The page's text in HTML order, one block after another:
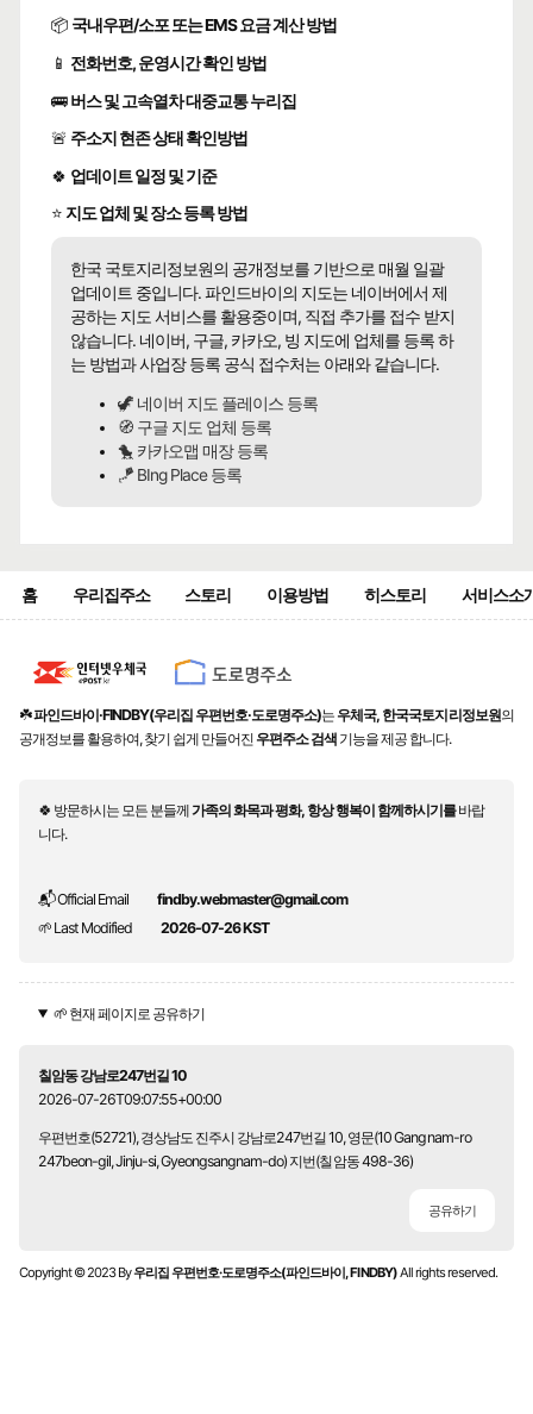
📦 국내우편/소포 또는 EMS 요금 계산 방법
📱 전화번호, 운영시간 확인 방법
🚌버스 및 고속열차 대중교통 누리집
🚨 주소지 현존 상태 확인방법
🍀 업데이트 일정 및 기준
⭐ 지도 업체 및 장소 등록 방법
한국 국토지리정보원의 공개정보를 기반으로 매월 일괄
업데이트 중입니다. 파인드바이의 지도는 네이버에서 제
공하는 지도 서비스를 활용중이며, 직접 추가를 접수 받지
않습니다. 네이버, 구글, 카카오, 빙 지도에 업체를 등록 하
는 방법과 사업장 등록 공식 접수처는 아래와 같습니다.
🦖 네이버 지도 플레이스 등록
🧭 구글 지도 업체 등록
🐤 카카오맵 매장 등록
🪁 BIng Place 등록
홈 우리집주소 스토리 이용방법 히스토리 서비스소
☘️파인드바이·FINDBY(우리집 우편번호·도로명주소)는 우체국, 한국국토지리정보원의
공개정보를 활용하여, 찾기 쉽게 만들어진 우편주소 검색 기능을 제공 합니다.
🍀 방문하시는 모든 분들께가족의 화목과 평화, 항상 행복이 함께하시기를바랍
니다.
📬 Official Email
findby.webmaster@gmail.com
🌱 Last Modified
2026-07-26 KST
🌱 현재 페이지로 공유하기
칠암동 강남로247번길 10
2026-07-26T09:07:55+00:00
우편번호(52721), 경상남도 진주시 강남로247번길 10, 영문(10 Gangnam-ro
247beon-gil, Jinju-si, Gyeongsangnam-do) 지번(칠암동 498-36)
공유하기
Copyright © 2023 By우리집 우편번호·도로명주소(파인드바이, FINDBY)All rights reserved.